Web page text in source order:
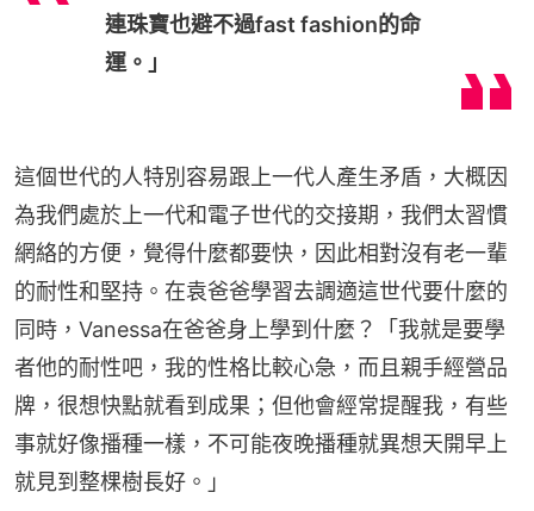
連珠寶也避不過fast fashion的命
運。」
這個世代的人特別容易跟上一代人產生矛盾，大概因
為我們處於上一代和電子世代的交接期，我們太習慣
網絡的方便，覺得什麼都要快，因此相對沒有老一輩
的耐性和堅持。在袁爸爸學習去調適這世代要什麼的
同時，Vanessa在爸爸身上學到什麼？「我就是要學
者他的耐性吧，我的性格比較心急，而且親手經營品
牌，很想快點就看到成果；但他會經常提醒我，有些
事就好像播種一樣，不可能夜晚播種就異想天開早上
就見到整棵樹長好。」